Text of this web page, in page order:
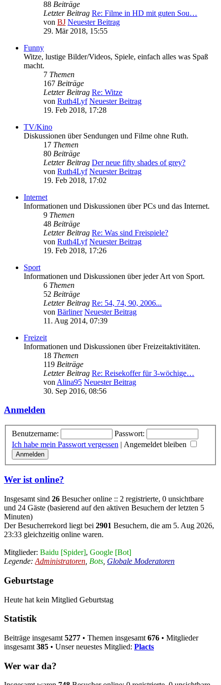
88 Beiträge
Letzter Beitrag Re: Filme in HD mit guten Sou…
von BJ Neuester Beitrag
29. Mär 2018, 15:55
Funny
Witze, lustige Bilder/Videos, Spiele, einfach alles was Spaß
macht.
7 Themen
167 Beiträge
Letzter Beitrag Re: Witze
von Ruth4Lyf Neuester Beitrag
19. Feb 2018, 17:28
TV/Kino
Diskussionen über Sendungen und Filme ohne Ruth.
17 Themen
80 Beiträge
Letzter Beitrag Der neue fifty shades of grey?
von Ruth4Lyf Neuester Beitrag
19. Feb 2018, 17:02
Internet
Informationen und Diskussionen über PCs und das Internet.
9 Themen
48 Beiträge
Letzter Beitrag Re: Was sind Freispiele?
von Ruth4Lyf Neuester Beitrag
19. Feb 2018, 17:26
Sport
Informationen und Diskussionen über jeder Art von Sport.
6 Themen
52 Beiträge
Letzter Beitrag Re: 54, 74, 90, 2006...
von Bärliner Neuester Beitrag
11. Aug 2014, 07:39
Freizeit
Informationen und Diskussionen über Freizeitaktivitäten.
18 Themen
119 Beiträge
Letzter Beitrag Re: Reisekoffer für 3-wöchige…
von Alina95 Neuester Beitrag
30. Sep 2016, 08:56
Anmelden
Benutzername:
Passwort:
Ich habe mein Passwort vergessen | Angemeldet bleiben
Wer ist online?
Insgesamt sind 26 Besucher online :: 2 registrierte, 0 unsichtbare
und 24 Gäste (basierend auf den aktiven Besuchern der letzten 5
Minuten)
Der Besucherrekord liegt bei 2901 Besuchern, die am 5. Aug 2026,
23:33 gleichzeitig online waren.
Mitglieder: Baidu [Spider], Google [Bot]
Legende: Administratoren Bots Globale Moderatoren
Geburtstage
Heute hat kein Mitglied Geburtstag
Statistik
Beiträge insgesamt 5277 • Themen insgesamt 676 • Mitglieder
insgesamt 385 • Unser neuestes Mitglied: Placts
Wer war da?